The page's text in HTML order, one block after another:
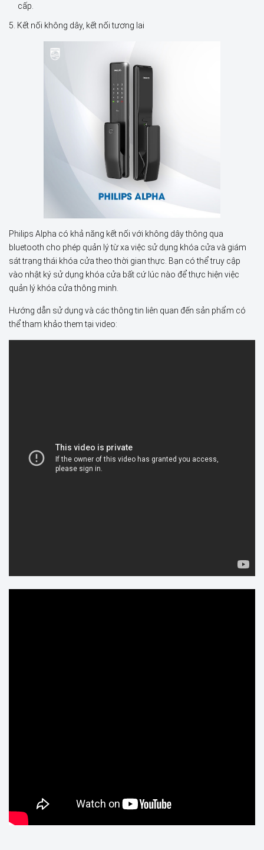
cấp.
5. Kết nối không dây, kết nối tương lai
Philips Alpha có khả năng kết nối với không dây thông qua
bluetooth cho phép quản lý từ xa việc sử dụng khóa cửa và giám
sát trạng thái khóa cửa theo thời gian thực. Bạn có thể truy cập
vào nhật ký sử dụng khóa cửa bất cứ lúc nào để thực hiện việc
quản lý khóa cửa thông minh.
Hướng dẫn sử dụng và các thông tin liên quan đến sản phẩm có
thể tham khảo them tại video: